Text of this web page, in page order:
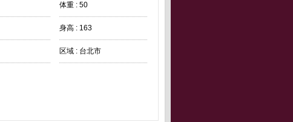
体重 : 50
身高 : 163
区域 : 台北市